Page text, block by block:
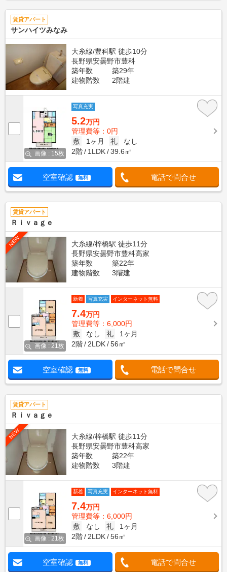
賃貸アパート
サンハイツみなみ
大糸線/豊科駅 徒歩10分
長野県安曇野市豊科
築年数
築29年
建物階数
2階建
画像 : 15枚
写真充実
5.2万円
管理費等：0円
敷
1ヶ月 礼
なし
2階
1LDK 39.6㎡
空室確認 無料 電話で問合せ
賃貸アパート
Ｒｉｖａｇｅ
NEW
大糸線/梓橋駅 徒歩11分
長野県安曇野市豊科高家
築年数
築22年
建物階数
3階建
画像 : 21枚
新着 写真充実 インターネット無料
7.4万円
管理費等：6,000円
敷
なし 礼
1ヶ月
2階
2LDK 56㎡
空室確認 無料 電話で問合せ
賃貸アパート
Ｒｉｖａｇｅ
NEW
大糸線/梓橋駅 徒歩11分
長野県安曇野市豊科高家
築年数
築22年
建物階数
3階建
画像 : 21枚
新着 写真充実 インターネット無料
7.4万円
管理費等：6,000円
敷
なし 礼
1ヶ月
2階
2LDK 56㎡
空室確認 無料 電話で問合せ